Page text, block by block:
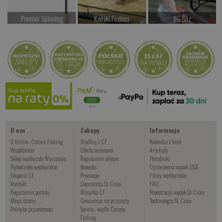
Premier Spinning
Kup teraz >
Kwiski Foxinus
Kup teraz >
JIG Śliz
Kup teraz >
JIG Zielony
od 14.00 PLN
Kup teraz >
O nas
O firmie - Corona Fishing
Współpraca
Sklep wędkarski Warszawa
Rękodzieło wędkarskie
Eksperci CF
Kontakt
Regulamin portalu
Mapa strony
Polityka prywatności
Zakupy
Wędkuj z CF
Oferta sezonowa
Regulamin sklepu
Nowości
Promocje
Gwarancja St. Croix
Wysyłka CF
Gwarancja na przynęty
Serwis - wędki Corona
Fishing
Informacje
Kalendarz brań
Artykuły
Poradniki
Oznaczenia wędek USA
Filmy wędkarskie
FAQ
Rejestracja wędek St. Croix
Technologia St. Croix